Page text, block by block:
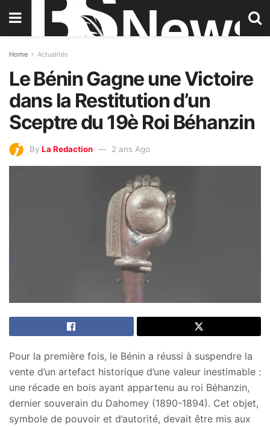
Home Actualités
Le Bénin Gagne une Victoire
dans la Restitution d’un
Sceptre du 19è Roi Béhanzin
By La Redaction 2 ans Ago
Pour la première fois, le Bénin a réussi à suspendre la
vente d’un artefact historique d’une valeur inestimable :
une récade en bois ayant appartenu au roi Béhanzin,
dernier souverain du Dahomey (1890-1894). Cet objet,
symbole de pouvoir et d’autorité, devait être mis aux